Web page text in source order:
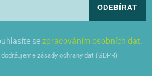
ODEBÍRAT
sezpracováním osobních dat.
zásady ochrany dat (GDPR)